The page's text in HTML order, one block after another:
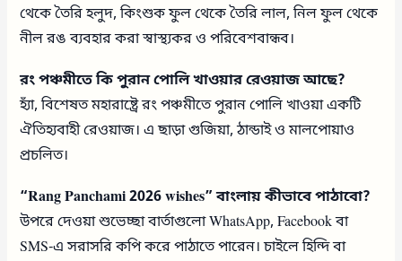
থেকে তৈরি হলুদ, কিংশুক ফুল থেকে তৈরি লাল, নিল ফুল থেকে
নীল রঙ ব্যবহার করা স্বাস্থ্যকর ও পরিবেশবান্ধব।
রং পঞ্চমীতে কি পুরান পোলি খাওয়ার রেওয়াজ আছে?
হ্যাঁ, বিশেষত মহারাষ্ট্রে রং পঞ্চমীতে পুরান পোলি খাওয়া একটি
ঐতিহ্যবাহী রেওয়াজ। এ ছাড়া গুজিয়া, ঠান্ডাই ও মালপোয়াও
প্রচলিত।
“Rang Panchami 2026 wishes” বাংলায় কীভাবে পাঠাবো?
উপরে দেওয়া শুভেচ্ছা বার্তাগুলো WhatsApp, Facebook বা
SMS-এ সরাসরি কপি করে পাঠাতে পারেন। চাইলে হিন্দি বা